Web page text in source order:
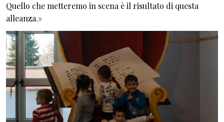
Quello che metteremo in scena è il risultato di questa
alleanza.»